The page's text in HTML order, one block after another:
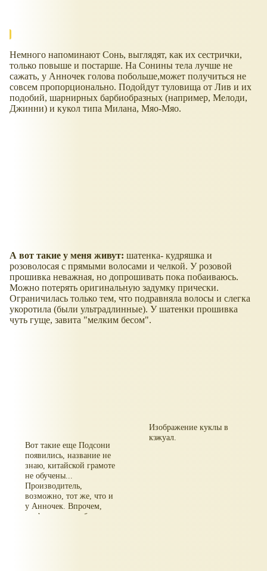
Немного напоминают Сонь, выглядят, как их сестрички,
только повыше и постарше. На Сонины тела лучше не
сажать, у Анночек голова побольше,может получиться не
совсем пропорционально. Подойдут туловища от Лив и их
подобий, шарнирных барбиобразных (например, Мелоди,
Джинни) и кукол типа Милана, Мяо-Мяо.
А вот такие у меня живут: шатенка- кудряшка и
розоволосая с прямыми волосами и челкой. У розовой
прошивка неважная, но допрошивать пока побаиваюсь.
Можно потерять оригинальную задумку прически.
Ограничилась только тем, что подравняла волосы и слегка
укоротила (были ультрадлинные). У шатенки прошивка
чуть гуще, завита "мелким бесом".
Вот такие еще Подсони
появились, название не
знаю, китайской грамоте
не обучены...
Производитель,
возможно, тот же, что и
у Анночек. Впрочем,
графика на коробках у
Изображение куклы в
кэжуал.